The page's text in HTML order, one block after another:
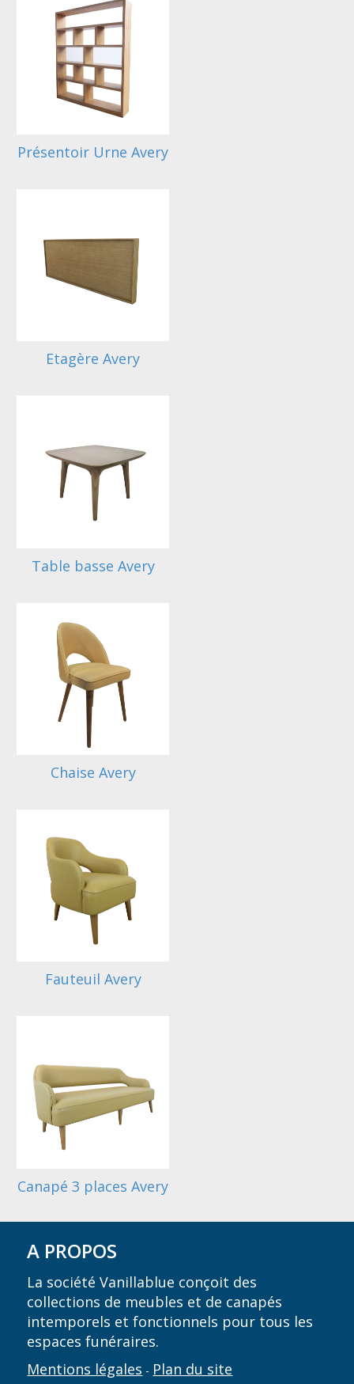
Présentoir Urne Avery
Etagère Avery
Table basse Avery
Chaise Avery
Fauteuil Avery
Canapé 3 places Avery
A PROPOS
La société Vanillablue conçoit des
collections de meubles et de canapés
intemporels et fonctionnels pour tous les
espaces funéraires.
Mentions légales - Plan du site